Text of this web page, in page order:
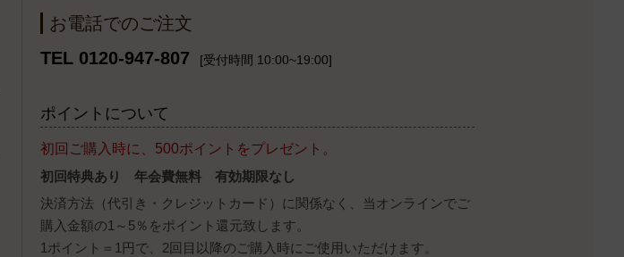
お電話でのご注文
TEL 0120-947-807
[受付時間 10:00~19:00]
ポイントについて
初回ご購入時に、500ポイントをプレゼント。
初回特典あり 年会費無料 有効期限なし
決済方法（代引き・クレジットカード）に関係なく、当オンラインでご
購入金額の1～5％をポイント還元致します。
1ポイント＝1円で、2回目以降のご購入時にご使用いただけます。